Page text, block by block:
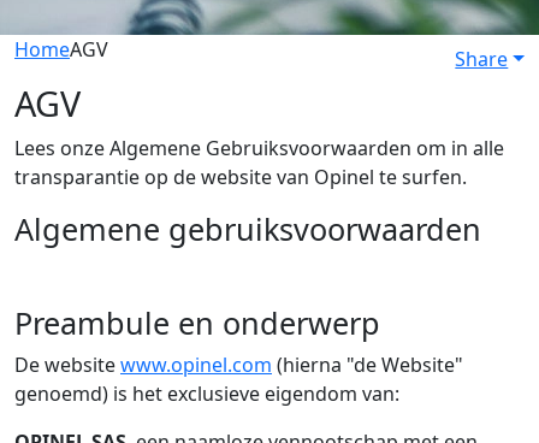
HomeAGV Share
AGV
Lees onze Algemene Gebruiksvoorwaarden om in alle
transparantie op de website van Opinel te surfen.
Algemene gebruiksvoorwaarden
Preambule en onderwerp
De websitewww.opinel.com (hierna "de Website"
genoemd) is het exclusieve eigendom van: